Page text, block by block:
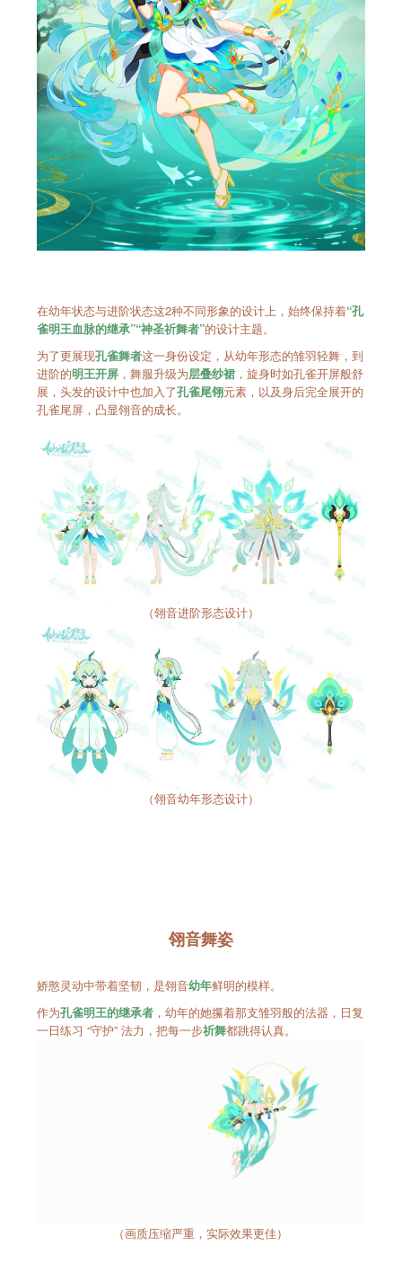
在幼年状态与进阶状态这2种不同形象的设计上，始终保持着“孔
雀明王血脉的继承”“神圣祈舞者”的设计主题。
为了更展现孔雀舞者这一身份设定，从幼年形态的雏羽轻舞，到
进阶的明王开屏，舞服升级为层叠纱裙，旋身时如孔雀开屏般舒
展，头发的设计中也加入了孔雀尾翎元素，以及身后完全展开的
孔雀尾屏，凸显翎音的成长。
（翎音进阶形态设计）
（翎音幼年形态设计）
翎音舞姿
娇憨灵动中带着坚韧，是翎音幼年鲜明的模样。
作为孔雀明王的继承者，幼年的她攥着那支雏羽般的法器，日复
一日练习 “守护” 法力，把每一步祈舞都跳得认真。
（画质压缩严重，实际效果更佳）